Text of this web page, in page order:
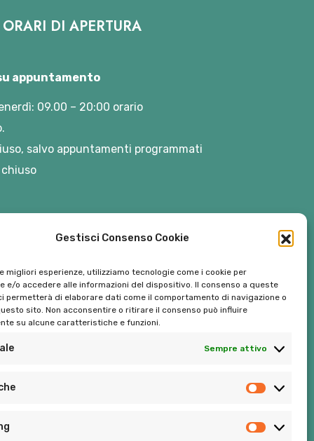
Gestisci Consenso Cookie
migliori esperienze, utilizziamo tecnologie come i cookie per
e/o accedere alle informazioni del dispositivo. Il consenso a queste
permetterà di elaborare dati come il comportamento di navigazione o
sito. Non acconsentire o ritirare il consenso può influire
su alcune caratteristiche e funzioni.
Sempre attivo
ORARI DI APERTURA
appuntamento
09.00 – 20:00 orario
salvo appuntamenti programmati